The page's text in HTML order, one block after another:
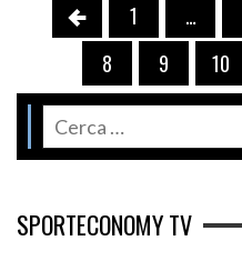
1 …
8
9 10
SPORTECONOMY TV